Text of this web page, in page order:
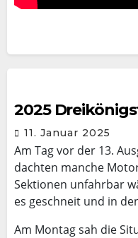
2025
11. Januar 2025
Am Tag vor der 13.
dachten manche
Sektionen unfahrbar
es geschneit und in
Am Montag sah die